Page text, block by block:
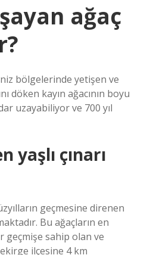
ağaç
bölgelerinde yetişen ve
döken kayın ağacının boyu
uzayabiliyor ve 700 yıl
yaşlı çınarı
geçmesine direnen
Bu ağaçların en
geçmişe sahip olan ve
ilçesine 4 km